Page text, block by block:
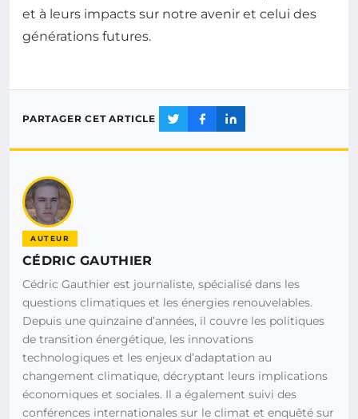
et à leurs impacts sur notre avenir et celui des
générations futures.
PARTAGER CET ARTICLE
AUTEUR
CÉDRIC GAUTHIER
Cédric Gauthier est journaliste, spécialisé dans les
questions climatiques et les énergies renouvelables.
Depuis une quinzaine d’années, il couvre les politiques
de transition énergétique, les innovations
technologiques et les enjeux d’adaptation au
changement climatique, décryptant leurs implications
économiques et sociales. Il a également suivi des
conférences internationales sur le climat et enquêté sur